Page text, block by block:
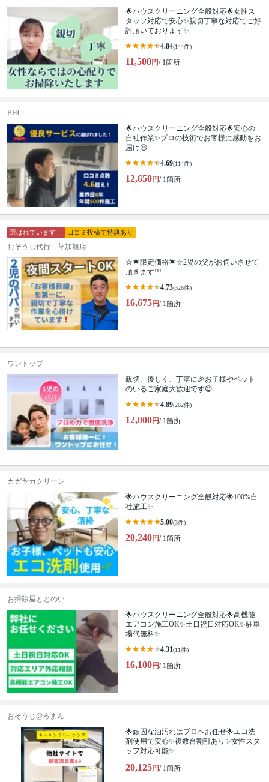
🌟ハウスクリーニング全般対応🌟女性ス
タッフ対応で安心✨親切丁寧な対応でご好
評頂いております✨
4.84(144件)
11,500円/ 1箇所
BHC
🌟ハウスクリーニング全般対応🌟安心の
自社作業✨プロの技術でお客様に感動をお
届け😃
4.69(114件)
12,650円/ 1箇所
選ばれています！ 口コミ投稿で特典あり
おそうじ代行 草加旭店
☆🌟限定価格🌟☆2児の父がお伺いさせて
頂きます!!!
4.73(326件)
16,675円/ 1箇所
ワントップ
親切、優しく、丁寧に🎉お子様やペット
のいるご家庭大歓迎です😊
4.89(262件)
12,000円/ 1箇所
カガヤカクリーン
🌟ハウスクリーニング全般対応🌟100%自
社施工✨
5.00(3件)
20,240円/ 1箇所
お掃除屋ととのい
🌟ハウスクリーニング全般対応🌟高機能
エアコン施工OK✨土日祝日対応OK✨駐車
場代無料✨
4.31(11件)
16,100円/ 1箇所
おそうじ@ろまん
🌟頑固な油汚れはプロへお任せ🌟エコ洗
剤使用で安心✨複数台割引あり✨女性スタ
ッフ対応可能✨
20,125円/ 1箇所